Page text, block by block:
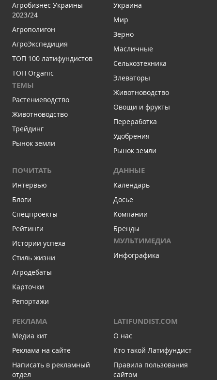
Агробизнес Украины
2023/24
Агрополигон
АгроЭкспедиция
ТОП 100 латифундистов
ТОП Organic
ТЕМЫ
Растениеводство
Животноводство
Трейдинг
Рынок земли
Украина
Мир
Зерно
Масличные
Сельхозтехника
Элеваторы
Животноводство
Овощи и фрукты
Переработка
Удобрения
Рынок земли
ПОЧИТАТЬ
Интервью
Блоги
Спецпроекты
Рейтинги
Истории успеха
Стиль жизни
Агродебаты
Карточки
Репортажи
ДАННЫЕ
Календарь
Досье
Компании
Бренды
МУЛЬТИМЕДИА
Инфографика
РЕКЛАМА
Медиа кит
Реклама на сайте
Написать в рекламный
отдел
LATIFUNDIST.COM
О нас
Кто такой Латифундист
Правила пользования
сайтом